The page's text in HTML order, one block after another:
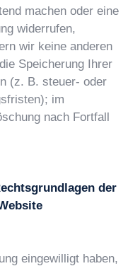
machen oder eine
widerrufen,
wir keine anderen
Speicherung Ihrer
(z. B. steuer- oder
im
nach Fortfall
der
eingewilligt haben,